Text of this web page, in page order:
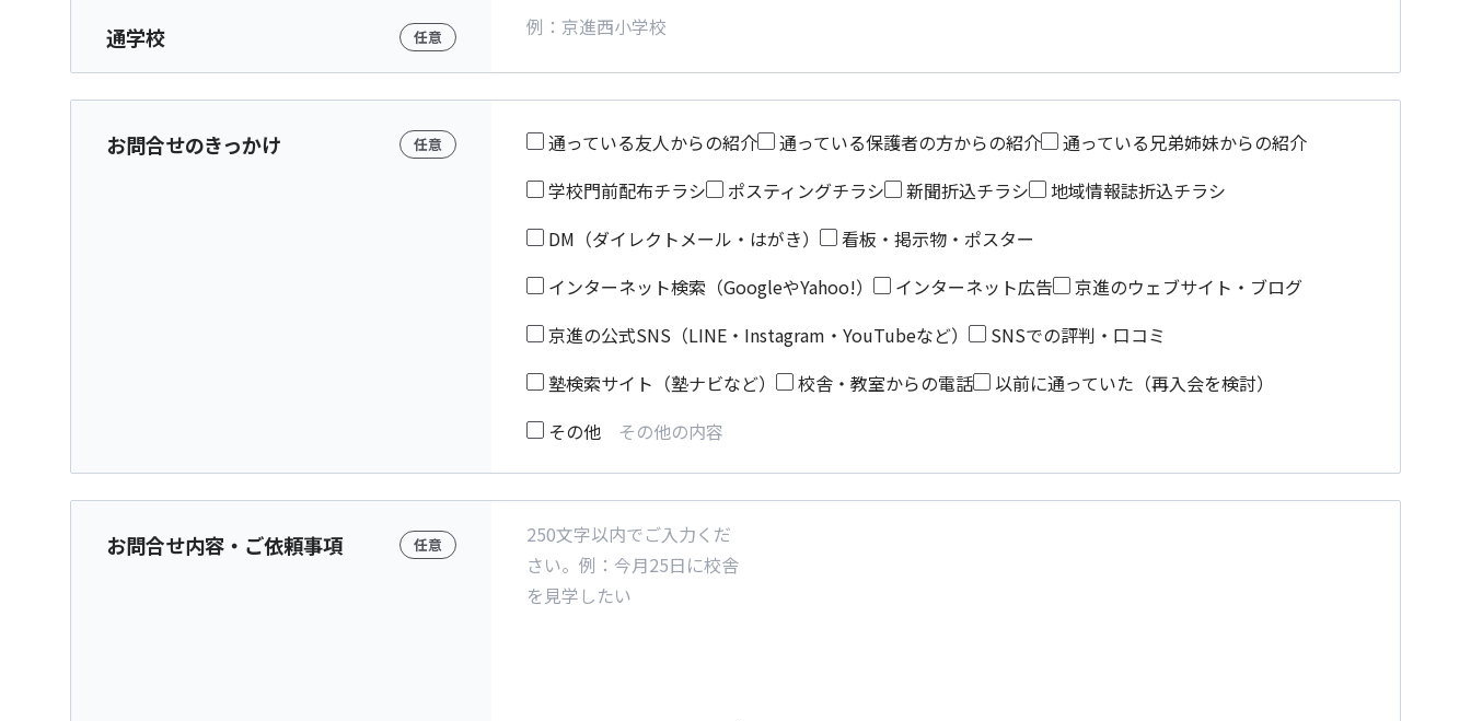
通学校 任意
お問合せのきっかけ 任意 通っている友人からの紹介 通っている保護者の方からの紹介
通っている兄弟姉妹からの紹介
学校門前配布チラシ
ポスティングチラシ 新聞折込チラシ
地域情報誌折込チラシ
DM（ダイレクトメール・はがき）
看板・掲示物・ポスター
インターネット検索（GoogleやYahoo!）
インターネット広告
京進のウェブサイト・ブログ
京進の公式SNS（LINE・Instagram・YouTubeなど）
SNSでの評判・口コミ
塾検索サイト（塾ナビなど）
校舎・教室からの電話
以前に通っていた（再入会を検討）
その他
お問合せ内容・ご依頼事項 任意